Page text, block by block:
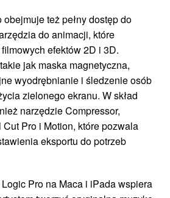
też pełny dostęp do
do animacji, które
efektów 2D i 3D.
jak maska magnetyczna,
wyodrębnianie i śledzenie osób
zielonego ekranu. W skład
narzędzie Compressor,
Pro i Motion, które pozwala
eksportu do potrzeb
Pro na Maca i iPada wspiera